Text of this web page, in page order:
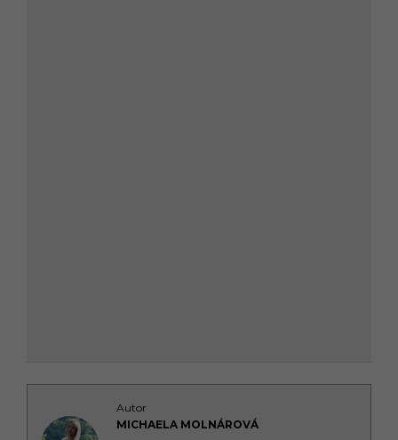
Autor
MICHAELA MOLNÁROVÁ